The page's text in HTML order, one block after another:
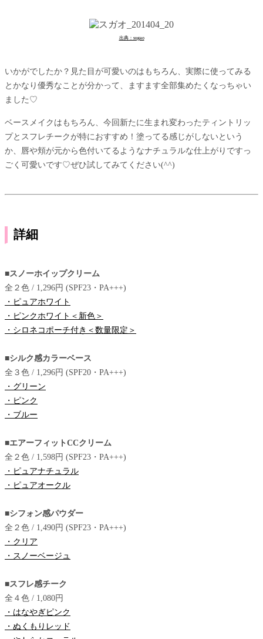
出典：sugao
いかがでしたか？見た目が可愛いのはもちろん、実際に使ってみる
とかなり優秀なことが分かって、ますます全部集めたくなっちゃい
ました♡
ベースメイクはもちろん、今回新たに生まれ変わったティントリッ
プとスフレチークが特におすすめ！塗ってる感じがしないという
か、唇や頬が元から色付いてるようなナチュラルな仕上がりですっ
ごく可愛いです♡ぜひ試してみてください(^^)
詳細
■スノーホイップクリーム
全２色 / 1,296円 (SPF23・PA+++)
・ピュアホワイト
・ピンクホワイト＜新色＞
・シロネコポーチ付き＜数量限定＞
■シルク感カラーベース
全３色 / 1,296円 (SPF20・PA+++)
・グリーン
・ピンク
・ブルー
■エアーフィットCCクリーム
全２色 / 1,598円 (SPF23・PA+++)
・ピュアナチュラル
・ピュアオークル
■シフォン感パウダー
全２色 / 1,490円 (SPF23・PA+++)
・クリア
・スノーベージュ
■スフレ感チーク
全４色 / 1,080円
・はなやぎピンク
・ぬくもりレッド